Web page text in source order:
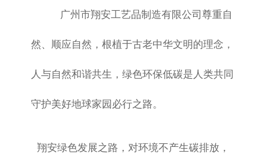
广州市翔安工艺品制造有限公司尊重自
然、顺应自然，根植于古老中华文明的理念，
人与自然和谐共生，绿色环保低碳是人类共同
守护美好地球家园必行之路。
翔安绿色发展之路，对环境不产生碳排放，